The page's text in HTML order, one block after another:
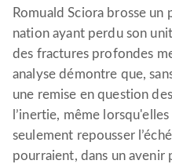
Romuald Sciora brosse un
nation ayant perdu son
des fractures profondes
analyse démontre que,
une remise en question
l’inertie, même
seulement repousser
pourraient, dans un avenir